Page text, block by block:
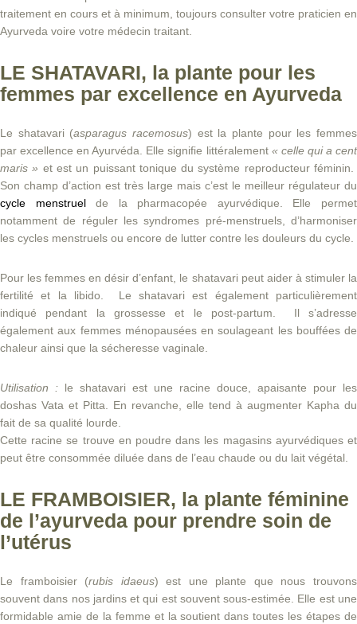
traitement en cours et à minimum, toujours consulter votre praticien en
Ayurveda voire votre médecin traitant.
LE SHATAVARI, la plante pour les
femmes par excellence en Ayurveda
Le shatavari (asparagus racemosus) est la plante pour les femmes
par excellence en Ayurvéda. Elle signifie littéralement « celle qui a cent
maris » et est un puissant tonique du système reproducteur féminin.
Son champ d’action est très large mais c’est le meilleur régulateur du
cycle menstruel
de la pharmacopée ayurvédique. Elle permet
notamment de réguler les syndromes pré-menstruels, d’harmoniser
les cycles menstruels ou encore de lutter contre les douleurs du cycle.
Pour les femmes en désir d’enfant, le shatavari peut aider à stimuler la
fertilité et la libido. Le shatavari est également particulièrement
indiqué pendant la grossesse et le post-partum. Il s’adresse
également aux femmes ménopausées en soulageant les bouffées de
chaleur ainsi que la sécheresse vaginale.
Utilisation : le shatavari est une racine douce, apaisante pour les
doshas Vata et Pitta. En revanche, elle tend à augmenter Kapha du
fait de sa qualité lourde.
Cette racine se trouve en poudre dans les magasins ayurvédiques et
peut être consommée diluée dans de l’eau chaude ou du lait végétal.
LE FRAMBOISIER, la plante féminine
de l’ayurveda pour prendre soin de
l’utérus
Le framboisier (rubis idaeus) est une plante que nous trouvons
souvent dans nos jardins et qui est souvent sous-estimée. Elle est une
formidable amie de la femme et la soutient dans toutes les étapes de